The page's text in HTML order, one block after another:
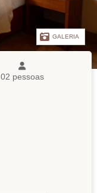
GALERIA
02 pessoas